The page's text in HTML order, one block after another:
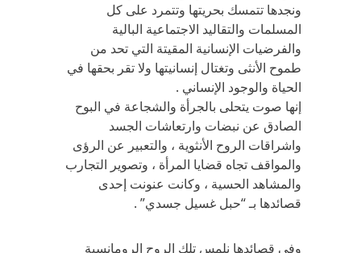
ونجدها تتمسك بحريتها وتتمرد على كل
المسلمات والتقاليد الاجتماعية البالية
والفرضيات الإنسانية المقيتة التي تحد من
طموح الأنثى وتغتال إنسانيتها ولا تقر بحقها في
الحياة والوجود الإنساني .
إنها صوت يتحلى بالجرأة والشجاعة في البوح
الصادق عن نبضات وارتعاشات الجسد
واشراقات الروح الأنثوية ، والتعبير عن الرؤى
والمواقف تجاه قضايا المرأة ، وتصوير التجارب
والمشاهد الحسية ، وكانت عنونت إحدى
قصائدها بـ “حبل غسيل جسدي” .
وفي قصائدها نلمس تلك الروح الرومانسية